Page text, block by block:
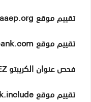
تقييم موقع aaep.org
تقييم موقع qwebank.com
فحص عنوان الكريبتو TWfioKqR...MYcUEZ
تقييم موقع hwmekk.include